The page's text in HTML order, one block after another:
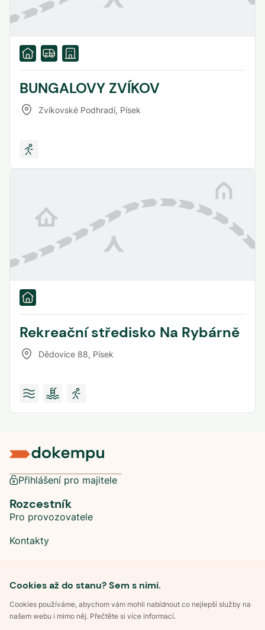
BUNGALOVY ZVÍKOV
Zvíkovské Podhradí, Písek
Rekreační středisko Na Rybárně
Dědovice 88, Písek
Cookies až do stanu? Sem s nimi.
Cookies používáme, abychom vám mohli nabídnout co nejlepší služby na
našem webu i mimo něj. Přečtěte si více informací.
Přihlášení pro majitele
Rozcestník
Pro provozovatele
Kontakty